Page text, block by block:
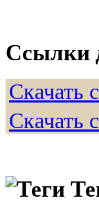
Ссылки
Скачать
Скачать